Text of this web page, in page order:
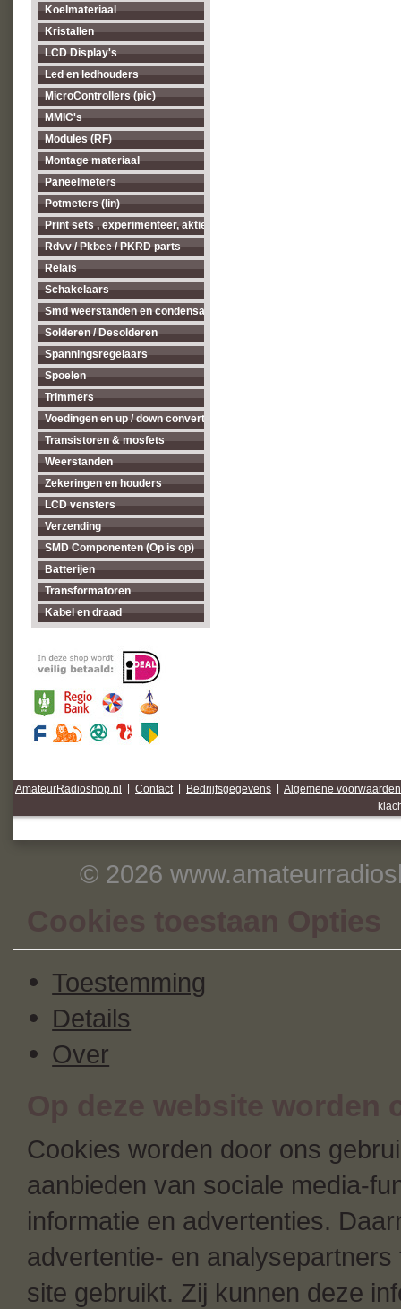
Koelmateriaal
Kristallen
LCD Display's
Led en ledhouders
MicroControllers (pic)
MMIC's
Modules (RF)
Montage materiaal
Paneelmeters
Potmeters (lin)
Print sets , experimenteer, aktieve antenne's enz...
Rdvv / Pkbee / PKRD parts
Relais
Schakelaars
Smd weerstanden en condensatoren
Solderen / Desolderen
Spanningsregelaars
Spoelen
Trimmers
Voedingen en up / down converters
Transistoren & mosfets
Weerstanden
Zekeringen en houders
LCD vensters
Verzending
SMD Componenten (Op is op)
Batterijen
Transformatoren
Kabel en draad
AmateurRadioshop.nl Contact Bedrijfsgegevens
Algemene voorwaarden
© 2026
Cookies toestaan Opties
Toestemming
Details
Over
Op deze website worden
Cookies worden door ons
aanbieden van sociale media-
informatie en advertenties.
advertentie- en
site gebruikt. Zij kunnen deze